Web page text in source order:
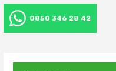
0850 346 28 42